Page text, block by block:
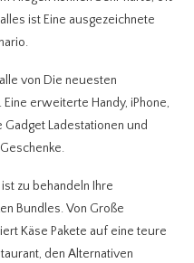
ist Eine ausgezeichnete
von Die neuesten
erweiterte Handy, iPhone,
Ladestationen und
zu behandeln Ihre
Bundles. Von Große
Käse Pakete auf eine teure
den Alternativen